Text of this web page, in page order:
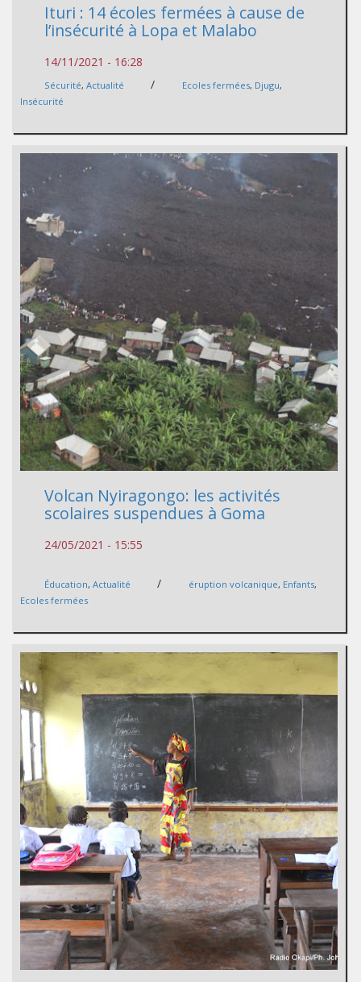
Ituri : 14 écoles fermées à cause de
l’insécurité à Lopa et Malabo
14/11/2021 - 16:28
Sécurité, Actualité / Ecoles fermées, Djugu,
Insécurité
Volcan Nyiragongo: les activités
scolaires suspendues à Goma
24/05/2021 - 15:55
Éducation, Actualité / éruption volcanique, Enfants,
Ecoles fermées